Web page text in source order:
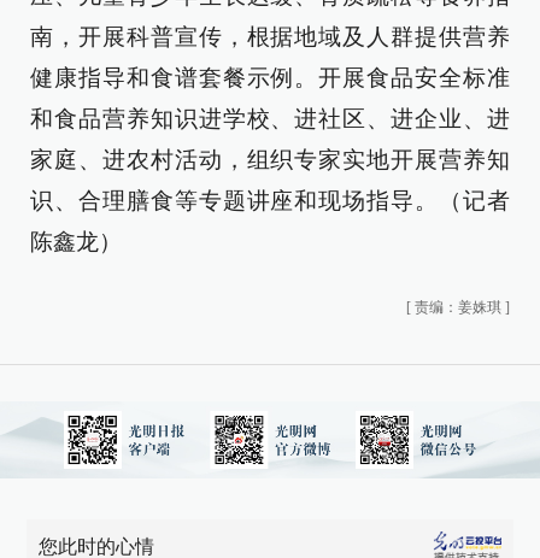
南，开展科普宣传，根据地域及人群提供营养
健康指导和食谱套餐示例。开展食品安全标准
和食品营养知识进学校、进社区、进企业、进
家庭、进农村活动，组织专家实地开展营养知
识、合理膳食等专题讲座和现场指导。（记者
陈鑫龙）
[ 责编：姜姝琪 ]
您此时的心情